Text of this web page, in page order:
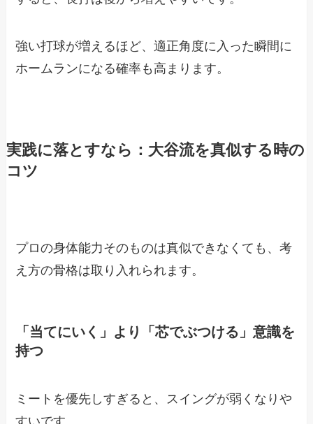
強い打球が増えるほど、適正角度に入った瞬間に
ホームランになる確率も高まります。
実践に落とすなら：大谷流を真似する時の
コツ
プロの身体能力そのものは真似できなくても、考
え方の骨格は取り入れられます。
「当てにいく」より「芯でぶつける」意識を
持つ
ミートを優先しすぎると、スイングが弱くなりや